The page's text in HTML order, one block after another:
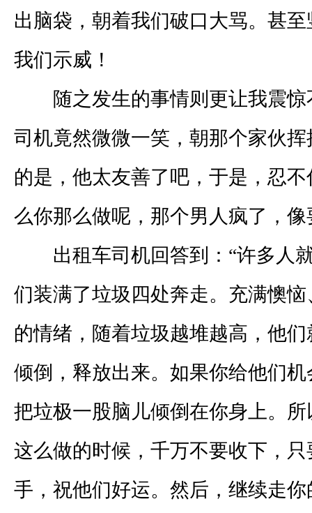
出脑袋，朝着我们破口大骂。甚
我们示威！
随之发生的事情则更让我震惊
司机竟然微微一笑，朝那个家伙
的是，他太友善了吧，于是，忍不
么你那么做呢，那个男人疯了，像
出租车司机回答到：“许多人
们装满了垃圾四处奔走。充满懊
的情绪，随着垃圾越堆越高，他
倾倒，释放出来。如果你给他们
把垃极一股脑儿倾倒在你身上。
这么做的时候，千万不要收下，
手，祝他们好运。然后，继续走